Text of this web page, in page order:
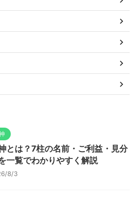
とは？7柱の名前・ご利益・見分
一覧でわかりやすく解説
8/3